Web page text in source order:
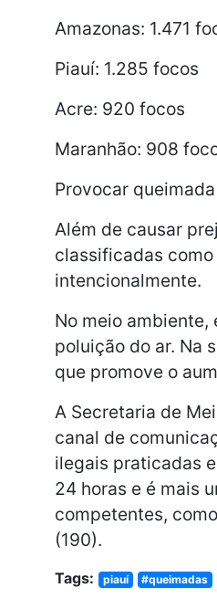
Amazonas: 1.471
Piauí: 1.285 focos
Acre: 920 focos
Maranhão: 908
Provocar
Além de causar
classificadas
intencionalmente.
No meio
poluição do ar. Na
que promove o
A Secretaria de
canal de
ilegais praticadas
24 horas e é mais
competentes,
(190).
Tags: piauí #queimadas